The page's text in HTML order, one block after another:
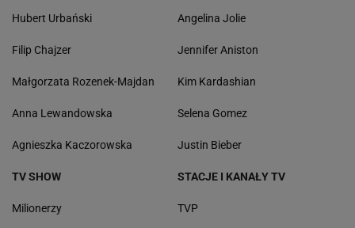
Hubert Urbański
Filip Chajzer
Małgorzata Rozenek-Majdan
Anna Lewandowska
Agnieszka Kaczorowska
Angelina Jolie
Jennifer Aniston
Kim Kardashian
Selena Gomez
Justin Bieber
TV SHOW
Milionerzy
STACJE I KANAŁY TV
TVP